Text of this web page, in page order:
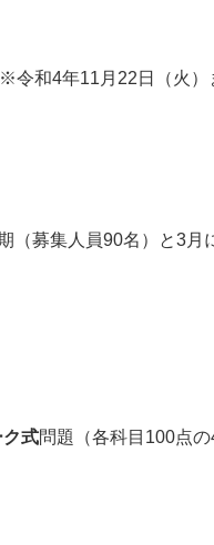
令和4年11月22日（火）
（募集人員90名）と3月
ク式問題（各科目100点